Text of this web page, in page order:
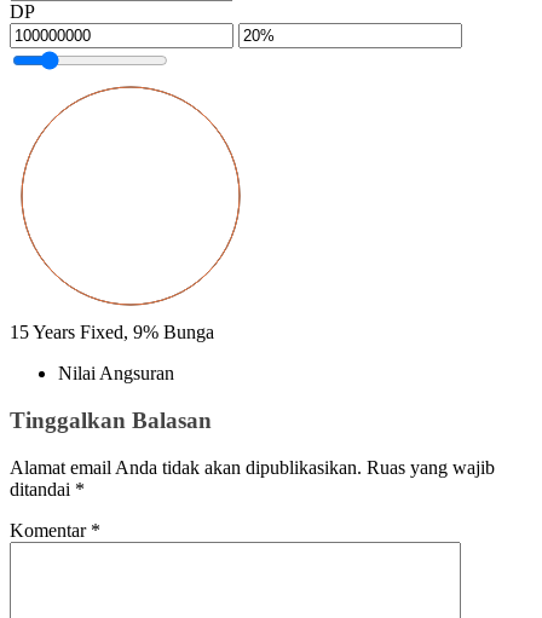
DP
15Years Fixed, 9% Bunga
Nilai Angsuran
Tinggalkan Balasan
Alamat email Anda tidak akan dipublikasikan. Ruas yang wajib
ditandai *
Komentar *